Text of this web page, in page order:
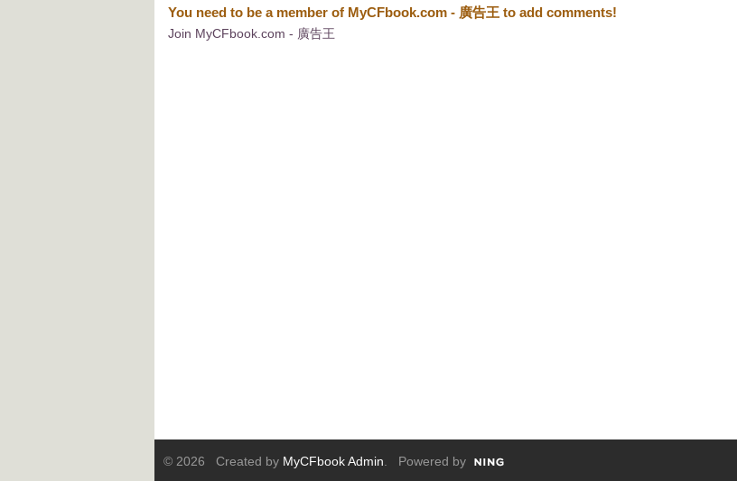
You need to be a member of MyCFbook.com - 廣告王 to add comments!
Join MyCFbook.com - 廣告王
© 2026 Created by MyCFbook Admin . Powered by